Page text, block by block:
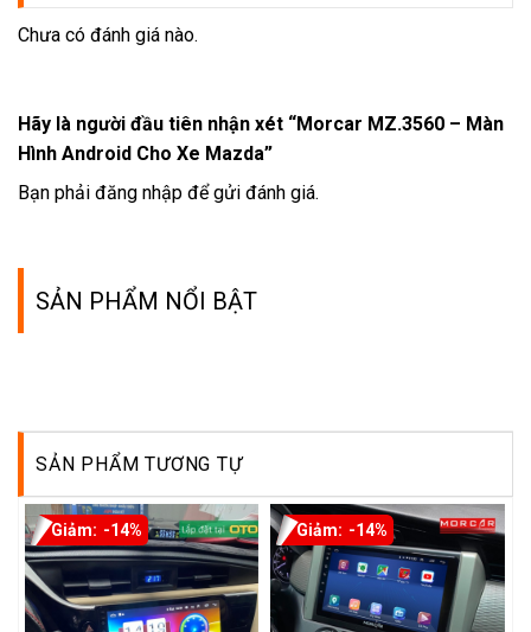
Chưa có đánh giá nào.
Hãy là người đầu tiên nhận xét “Morcar MZ.3560 – Màn
Hình Android Cho Xe Mazda”
Bạn phải đăng nhập để gửi đánh giá.
SẢN PHẨM NỔI BẬT
SẢN PHẨM TƯƠNG TỰ
-14% -14%